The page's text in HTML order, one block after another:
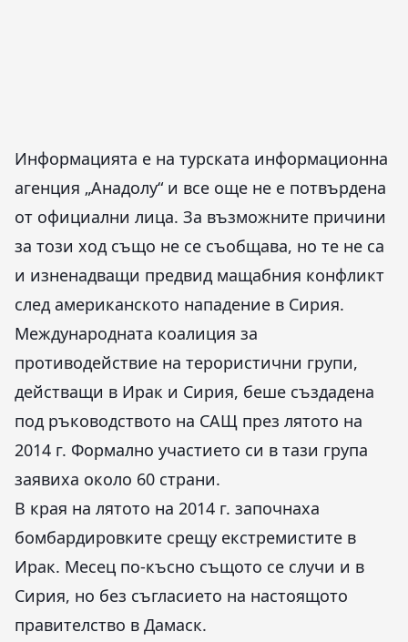
Информацията е на турската информационна
агенция „Анадолу“ и все още не е потвърдена
от официални лица. За възможните причини
за този ход също не се съобщава, но те не са
и изненадващи предвид мащабния конфликт
след американското нападение в Сирия.
Международната коалиция за
противодействие на терористични групи,
действащи в Ирак и Сирия, беше създадена
под ръководството на САЩ през лятото на
2014 г. Формално участието си в тази група
заявиха около 60 страни.
В края на лятото на 2014 г. започнаха
бомбардировките срещу екстремистите в
Ирак. Месец по-късно същото се случи и в
Сирия, но без съгласието на настоящото
правителство в Дамаск.